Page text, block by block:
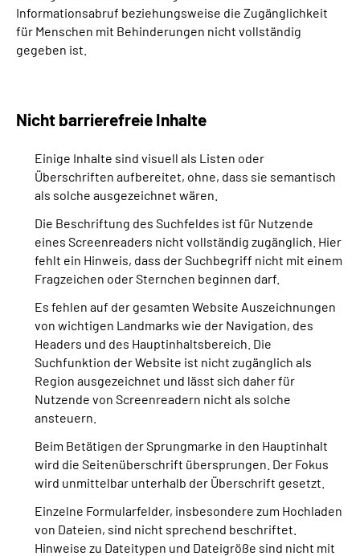
Informationsabruf beziehungsweise die Zugänglichkeit
für Menschen mit Behinderungen nicht vollständig
gegeben ist.
Nicht barrierefreie Inhalte
Einige Inhalte sind visuell als Listen oder
Überschriften aufbereitet, ohne, dass sie semantisch
als solche ausgezeichnet wären.
Die Beschriftung des Suchfeldes ist für Nutzende
eines Screenreaders nicht vollständig zugänglich. Hier
fehlt ein Hinweis, dass der Suchbegriff nicht mit einem
Fragzeichen oder Sternchen beginnen darf.
Es fehlen auf der gesamten Website Auszeichnungen
von wichtigen Landmarks wie der Navigation, des
Headers und des Hauptinhaltsbereich. Die
Suchfunktion der Website ist nicht zugänglich als
Region ausgezeichnet und lässt sich daher für
Nutzende von Screenreadern nicht als solche
ansteuern.
Beim Betätigen der Sprungmarke in den Hauptinhalt
wird die Seitenüberschrift übersprungen. Der Fokus
wird unmittelbar unterhalb der Überschrift gesetzt.
Einzelne Formularfelder, insbesondere zum Hochladen
von Dateien, sind nicht sprechend beschriftet.
Hinweise zu Dateitypen und Dateigröße sind nicht mit